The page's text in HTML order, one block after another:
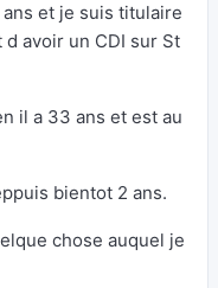
et je suis titulaire
d avoir un CDI sur St
il a 33 ans et est au
bientot 2 ans.
chose auquel je